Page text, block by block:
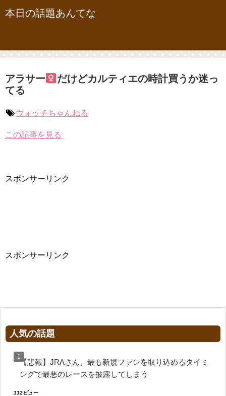
本日の話題あんてな
アラサー
だけどカルティエの時計買うか迷っ
てる
ウォッチちゃんねる
この記事を見る
スポンサーリンク
スポンサーリンク
人気の話題
【悲報】JRAさん、最も新規ファンを取り込めるタイミ
ングで最悪のレースを披露してしまう
112ビュー